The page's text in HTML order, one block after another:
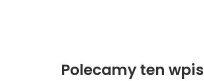
Polecamy ten wpis